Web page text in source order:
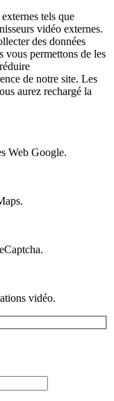
tels que
vidéo externes.
des données
vous permettons de les
de notre site. Les
aurez rechargé la
Web Google.
vidéo.